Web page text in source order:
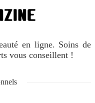
en ligne. Soins de
vous conseillent !